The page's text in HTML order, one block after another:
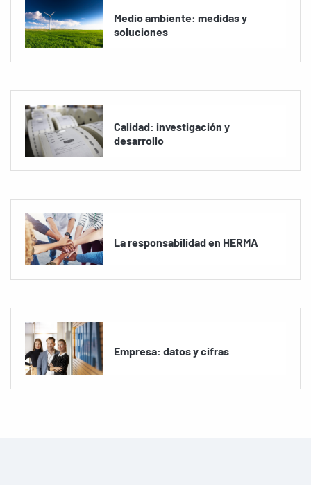
Medio ambiente: medidas y
soluciones
Calidad: investigación y
desarrollo
La responsabilidad en HERMA
Empresa: datos y cifras